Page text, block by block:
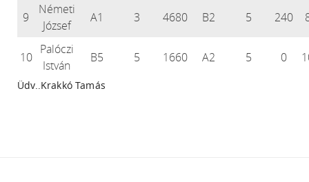
9
Németi
József
A1 3 4680 B2 5 240
10
Palóczi
István
B5 5 1660 A2 5 0
Üdv..Krakkó Tamás